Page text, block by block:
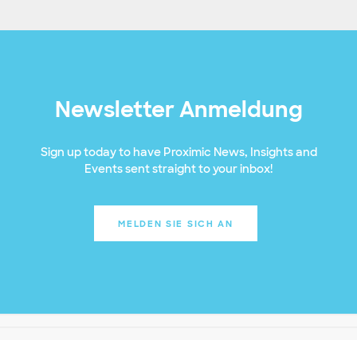
Newsletter Anmeldung
Sign up today to have Proximic News, Insights and
Events sent straight to your inbox!
MELDEN SIE SICH AN